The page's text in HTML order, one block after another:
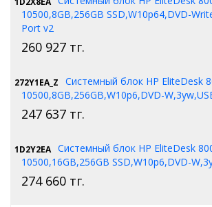
10500,8GB,256GB SSD,W10p64,DVD-
Port v2
260 927 тг.
272Y1EA_Z
Системный блок HP EliteDesk
10500,8GB,256GB,W10p6,DVD-
247 637 тг.
1D2Y2EA Системный блок HP EliteDesk
10500,16GB,256GB SSD,W10p6,DVD-
274 660 тг.